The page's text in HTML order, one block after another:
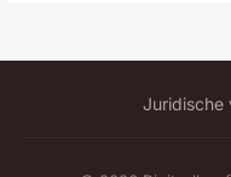
Juridische